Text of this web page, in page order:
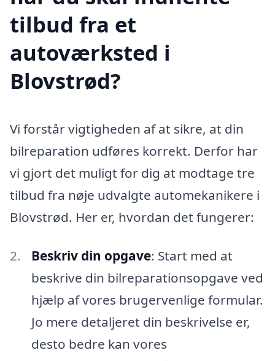
tilbud fra et
autoværksted i
Blovstrød?
Vi forstår vigtigheden af at sikre, at din
bilreparation udføres korrekt. Derfor har
vi gjort det muligt for dig at modtage tre
tilbud fra nøje udvalgte automekanikere i
Blovstrød. Her er, hvordan det fungerer:
Beskriv din opgave: Start med at
beskrive din bilreparationsopgave ved
hjælp af vores brugervenlige formular.
Jo mere detaljeret din beskrivelse er,
desto bedre kan vores